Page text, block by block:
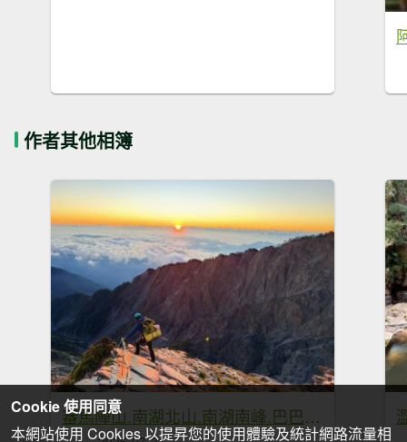
作者其他相簿
審馬陣山.南湖北山.南湖南峰.巴巴山.南湖大山【帝王之山 豈容凡夫造次】
Cookie 使用同意
本網站使用 Cookies 以提昇您的使用體驗及統計網路流量相